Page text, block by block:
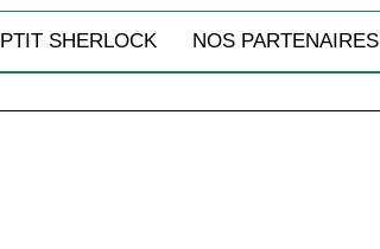
PTIT SHERLOCK NOS PARTENAIRES